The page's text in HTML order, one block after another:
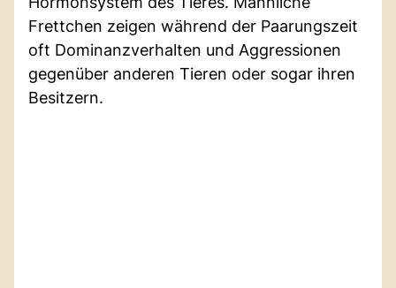
Frettchen zeigen während der Paarungszeit
oft Dominanzverhalten und Aggressionen
gegenüber anderen Tieren oder sogar ihren
Besitzern.